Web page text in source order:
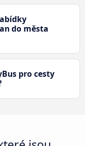
do města
pro cesty